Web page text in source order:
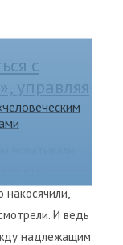
с
управляя
испытывали
что
И ведь
надлежащим